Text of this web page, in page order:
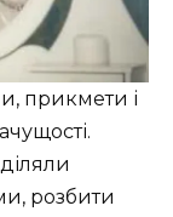
прикмети і
розбити